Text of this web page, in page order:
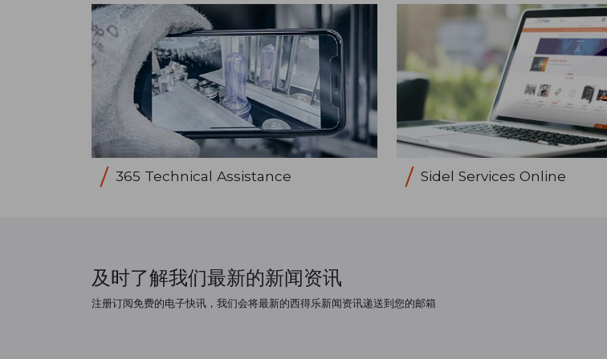
365 Technical Assistance Sidel Services Online
及时了解我们最新的新闻资讯
注册订阅免费的电子快讯，我们会将最新的西得乐新闻资讯递送到您的邮箱